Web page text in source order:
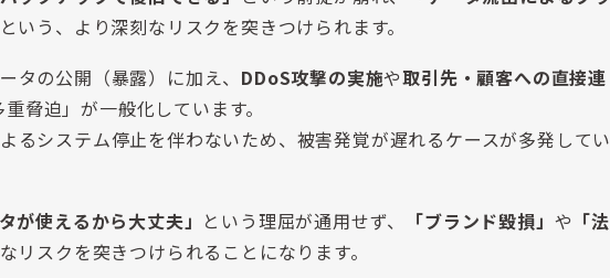
という、より深刻なリスクを突きつけられます。
タの公開（暴露）に加え、 DDoS攻撃の実施や取引先・顧客への直接連
脅迫」が一般化しています。
るシステム停止を伴わないため、被害発覚が遅れるケースが多発してい
が使えるから大丈夫」 という理屈が通用せず、 「ブランド毀損」 や 「法
リスクを突きつけられることになります。